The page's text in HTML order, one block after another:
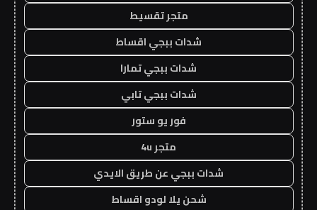
متجر تقسيط
شدات ببجي اقساط
شدات ببجي تمارا
شدات ببجي تابي
فور يو ستور
متجر 4u
شدات ببجي عن طريق الايدي
شحن يلا لودو اقساط